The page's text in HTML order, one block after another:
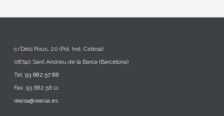
c/Dels Pous, 20 (Pol. Ind. Cidesa)
08740 Sant Andreu de la Barca (Barcelona)
Tel.93 682 57 88
Fax. 93 682 56 11
ieaisa@ieaisa.es